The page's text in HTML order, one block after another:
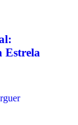
Estrela